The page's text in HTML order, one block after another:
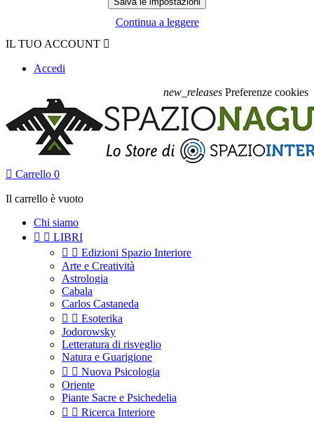
Continua a leggere
IL TUO ACCOUNT 
Accedi
new_releases Preferenze cookies
 Carrello 0
Il carrello è vuoto
Chi siamo
  LIBRI
  Edizioni Spazio Interiore
Arte e Creatività
Astrologia
Cabala
Carlos Castaneda
  Esoterika
Jodorowsky
Letteratura di risveglio
Natura e Guarigione
  Nuova Psicologia
Oriente
Piante Sacre e Psichedelia
  Ricerca Interiore